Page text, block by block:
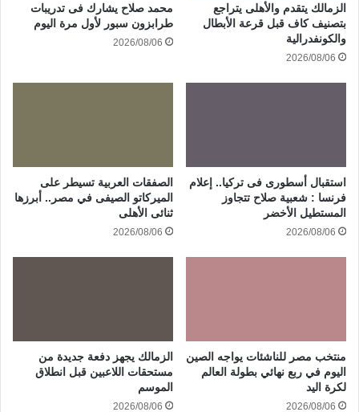
الزمالك يتقدم والأهلى يتراجع
بتصنيف كاف قبل قرعة الأبطال
والكونفدرالية
2026/08/06
محمد صلاح يشارك فى تدريبات
طرابزون سبور لأول مرة اليوم
2026/08/06
استقبال أسطورى فى تركيا.. إعلام
فرنسا : شعبية صلاح تتجاوز
المستطيل الأخضر
2026/08/06
الصفقات العربية تسيطر على
الميركاتو الصيفى في مصر.. أبرزها
ثنائى الأهلى
2026/08/06
منتخب مصر للناشئات يواجه الصين
اليوم في ربع نهائي بطولة العالم
لكرة اليد
2026/08/06
الزمالك يجهز دفعة جديدة من
مستحقات اللاعبين قبل انطلاق
الموسم
2026/08/06